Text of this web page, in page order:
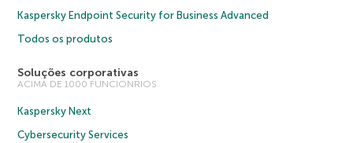
Kaspersky Endpoint Security for Business Advanced
Todos os produtos
Soluções corporativas
ACIMA DE 1000 FUNCIONRIOS
Kaspersky Next
Cybersecurity Services